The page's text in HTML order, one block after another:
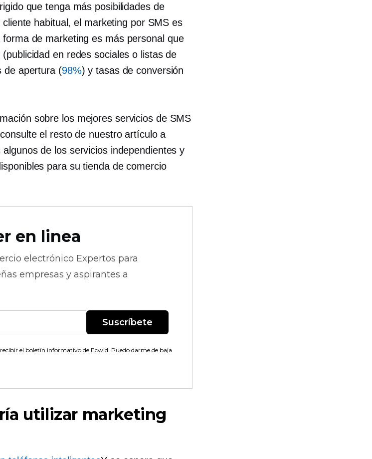
que tenga más posibilidades de
habitual, el marketing por SMS es
de marketing es más personal que
en redes sociales o listas de
de apertura (98%) y tasas de conversión
sobre los mejores servicios de SMS
el resto de nuestro artículo a
de los servicios independientes y
para su tienda de comercio
en linea
electrónico Expertos para
empresas y aspirantes a
Suscríbete
el boletín informativo de Ecwid. Puedo darme de baja
utilizar marketing